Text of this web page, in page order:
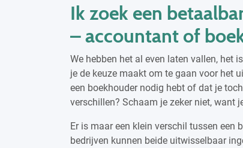
Ik zoek een
– accountant of
We hebben het al even laten vallen, het
je de keuze maakt om te gaan voor het
een boekhouder nodig hebt of dat je
verschillen? Schaam je zeker niet, want
Er is maar een klein verschil tussen een
bedrijven kunnen beide uitwisselbaar